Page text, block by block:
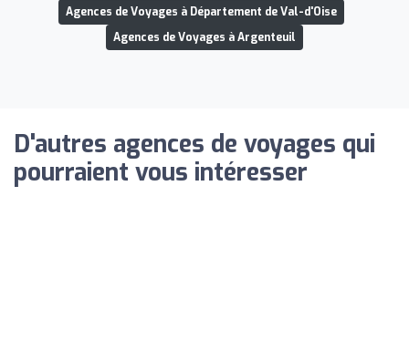
Agences de Voyages à Département de Val-d'Oise
Agences de Voyages à Argenteuil
D'autres agences de voyages qui
pourraient vous intéresser